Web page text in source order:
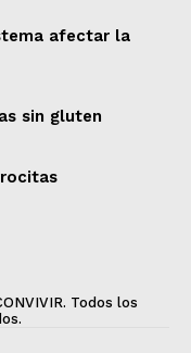
afectar la
sin gluten
Todos los